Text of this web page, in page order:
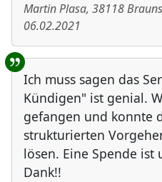
Martin Plasa, 38118
06.02.2021
Ich muss sagen das
Kündigen" ist genial.
gefangen und konnte
strukturierten
lösen. Eine Spende ist
Dank!!